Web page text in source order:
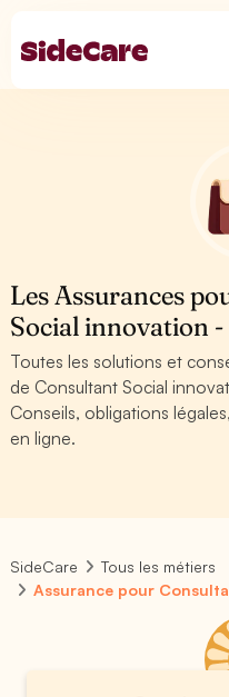
Les Assurances
Social innovation
Toutes les solutions et
de Consultant Social
Conseils, obligations
en ligne.
SideCare
Tous les métiers
Assurance pour